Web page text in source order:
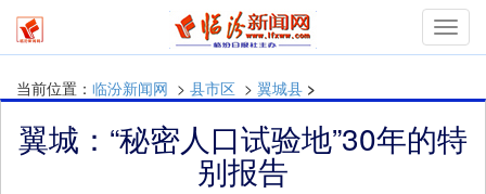
当前位置： 临汾新闻网 > 县市区 > 翼城县 >
翼城：“秘密人口试验地”30年的特
别报告